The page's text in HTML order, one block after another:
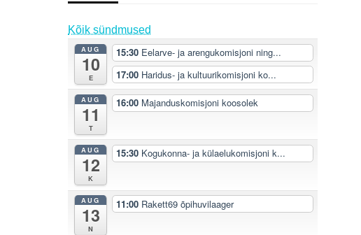
Kõik sündmused
AUG
10
E
15:30 Eelarve- ja arengukomisjoni ning...
17:00 Haridus- ja kultuurikomisjoni ko...
AUG
11
T
16:00 Majanduskomisjoni koosolek
AUG
12
K
15:30 Kogukonna- ja külaelukomisjoni k...
AUG
13
N
11:00 Rakett69 õpihuvilaager